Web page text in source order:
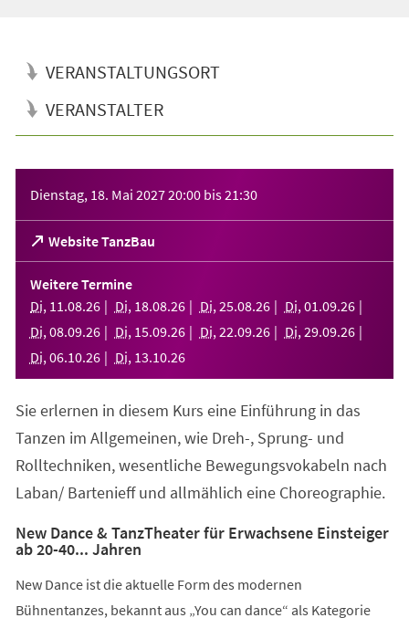
VERANSTALTUNGSORT
VERANSTALTER
Dienstag, 18. Mai 202720:00 bis21:30
Website TanzBau
(Öffnet
in
einem
neuen
Tab)
Weitere Termine
Di, 11 .08.26 Di, 18.08.26 Di, 25.08.26 Di, 01 .09.26
Di, 08.09.26 Di, 15.09.26 Di, 22.09.26 Di, 29.09.26
Di, 06.10.26 Di, 13.10.26
Sie erlernen in diesem Kurs eine Einführung in das
Tanzen im Allgemeinen, wie Dreh-, Sprung- und
Rolltechniken, wesentliche Bewegungsvokabeln nach
Laban/ Bartenieff und allmählich eine Choreographie.
New Dance & TanzTheater für Erwachsene Einsteiger
ab 20-40... Jahren
New Dance ist die aktuelle Form des modernen
Bühnentanzes, bekannt aus „You can dance“ als Kategorie